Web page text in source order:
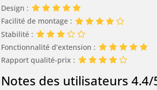
Design :
Facilité de montage :
Stabilité :
Fonctionnalité d’extension :
Rapport qualité-prix :
Notes des utilisateurs 4.4/